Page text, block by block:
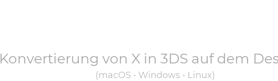
Konvertierung von X in 3DS auf dem
(macOS • Windows • Linux)